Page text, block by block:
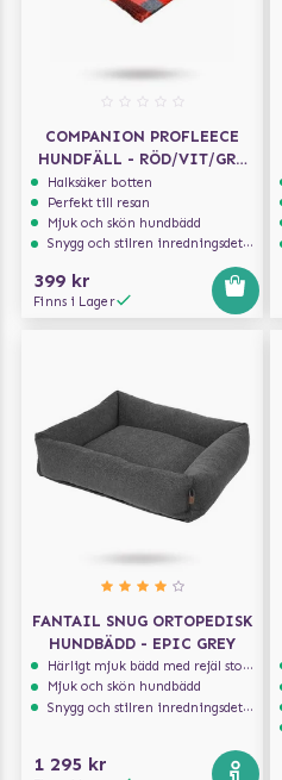
COMPANION PROFLEECE
HUNDFÄLL - RÖD/VIT/GRÅ
100X75 CM
Halksäker botten
Perfekt till resan
Mjuk och skön hundbädd
Snygg och stilren inredningsdetalj
399 kr
Finns i Lager
FANTAIL SNUG ORTOPEDISK
HUNDBÄDD - EPIC GREY
Härligt mjuk bädd med rejäl stoppning som håller formen
Mjuk och skön hundbädd
Snygg och stilren inredningsdetalj
1 295 kr